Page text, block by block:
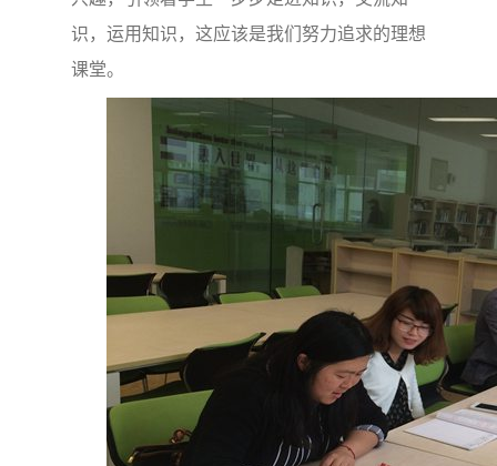
识，运用知识，这应该是我们努力追求的理想
课堂。